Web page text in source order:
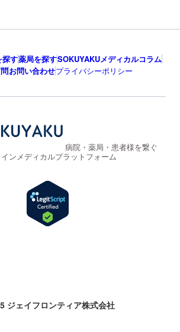
探す薬局を探すSOKUYAKUメディカルコラム
お問い合わせプライバシーポリシー
病院・薬局・患者様を繋ぐ
ンメディカルプラットフォーム
ジェイフロンティア株式会社